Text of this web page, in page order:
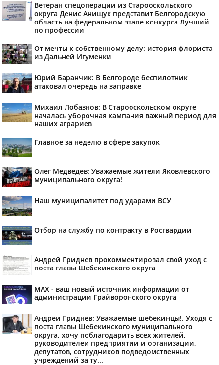
Ветеран спецоперации из Старооскольского
округа Денис Анищук представит Белгородскую
область на федеральном этапе конкурса Лучший
по профессии
От мечты к собственному делу: история флориста
из Дальней Игуменки
Юрий Баранчик: В Белгороде беспилотник
атаковал очередь на заправке
Михаил Лобазнов: В Старооскольском округе
началась уборочная кампания важный период для
наших аграриев
Главное за неделю в сфере закупок
Олег Медведев: Уважаемые жители Яковлевского
муниципального округа!
Наш муниципалитет под ударами ВСУ
Отбор на службу по контракту в Росгвардии
Андрей Гриднев прокомментировал свой уход с
поста главы Шебекинского округа
MAX - ваш новый источник информации от
администрации Грайворонского округа
Андрей Гриднев: Уважаемые шебекинцы!. Уходя с
поста главы Шебекинского муниципального
округа, хочу поблагодарить всех жителей,
руководителей предприятий и организаций,
депутатов, сотрудников подведомственных
учреждений за ту...